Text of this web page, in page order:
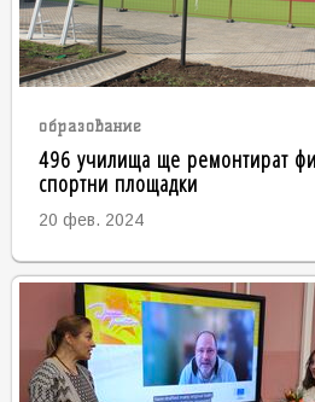
образование
496 училища ще ремонтират
спортни площадки
20 фев. 2024